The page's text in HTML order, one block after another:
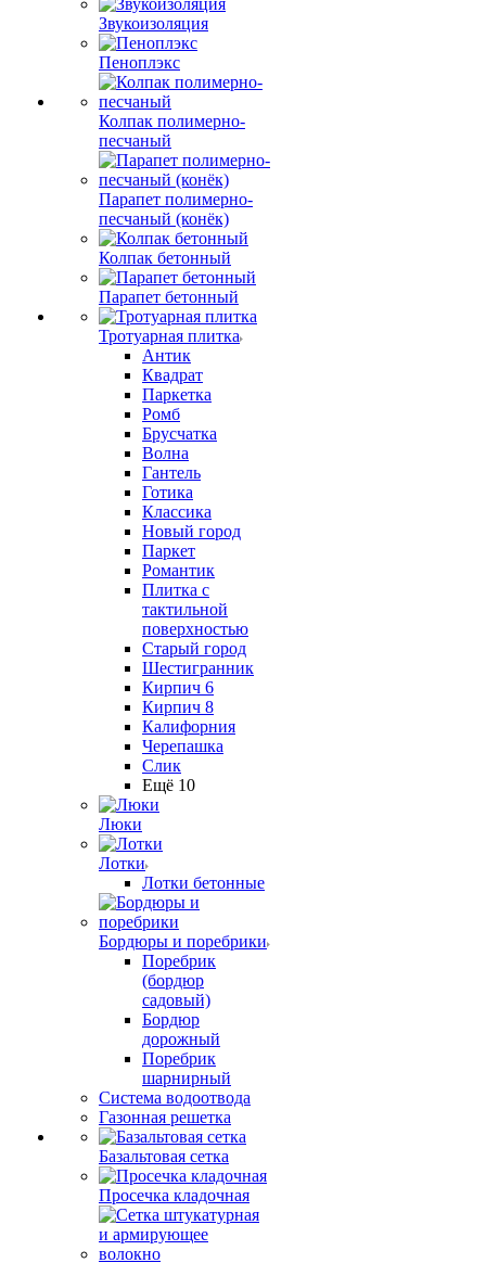
Звукоизоляция
Пеноплэкс
Колпак полимерно-
песчаный
Парапет полимерно-
песчаный (конёк)
Колпак бетонный
Парапет бетонный
Тротуарная плитка
Антик
Квадрат
Паркетка
Ромб
Брусчатка
Волна
Гантель
Готика
Классика
Новый город
Паркет
Романтик
Плитка с
тактильной
поверхностью
Старый город
Шестигранник
Кирпич 6
Кирпич 8
Калифорния
Черепашка
Слик
Ещё 10
Люки
Лотки
Лотки бетонные
Бордюры и поребрики
Поребрик
(бордюр
садовый)
Бордюр
дорожный
Поребрик
шарнирный
Система водоотвода
Газонная решетка
Базальтовая сетка
Просечка кладочная